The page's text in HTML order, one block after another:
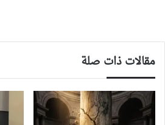
مقالات ذات صلة